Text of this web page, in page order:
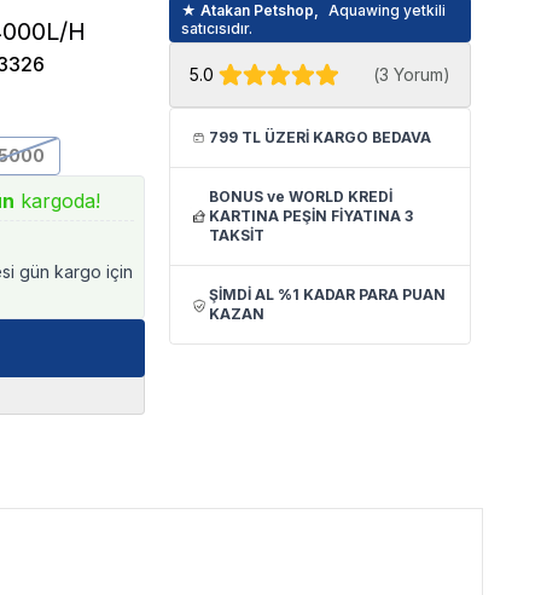
H
kargoda!
gün kargo için
★ Atakan Petshop,
Aquawing yetkili
satıcısıdır.
5.0 (3 Yorum)
799 TL ÜZERİ KARGO BEDAVA
BONUS ve WORLD KREDİ
KARTINA PEŞİN FİYATINA 3
TAKSİT
ŞİMDİ AL %1 KADAR PARA PUAN
KAZAN